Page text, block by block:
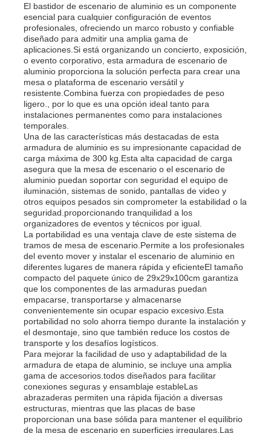
Hogar
Productos
Los vídeos
Sobre nosotros
Visita a la fábrica
Control de calidad
Contacta con nosotros
Noticias
Casos
Solicitar una cita
El bastidor de escenario de aluminio es un componente
esencial para cualquier configuración de eventos
profesionales, ofreciendo un marco robusto y confiable
diseñado para admitir una amplia gama de
aplicaciones.Si está organizando un concierto, exposición,
o evento corporativo, esta armadura de escenario de
aluminio proporciona la solución perfecta para crear una
mesa o plataforma de escenario versátil y
resistente.Combina fuerza con propiedades de peso
ligero., por lo que es una opción ideal tanto para
instalaciones permanentes como para instalaciones
temporales.
Una de las características más destacadas de esta
armadura de aluminio es su impresionante capacidad de
carga máxima de 300 kg.Esta alta capacidad de carga
asegura que la mesa de escenario o el escenario de
aluminio puedan soportar con seguridad el equipo de
iluminación, sistemas de sonido, pantallas de video y
otros equipos pesados sin comprometer la estabilidad o la
seguridad.proporcionando tranquilidad a los
organizadores de eventos y técnicos por igual.
La portabilidad es una ventaja clave de este sistema de
tramos de mesa de escenario.Permite a los profesionales
del evento mover y instalar el escenario de aluminio en
diferentes lugares de manera rápida y eficienteEl tamaño
compacto del paquete único de 29x29x100cm garantiza
que los componentes de las armaduras puedan
empacarse, transportarse y almacenarse
convenientemente sin ocupar espacio excesivo.Esta
portabilidad no solo ahorra tiempo durante la instalación y
el desmontaje, sino que también reduce los costos de
transporte y los desafíos logísticos.
Para mejorar la facilidad de uso y adaptabilidad de la
armadura de etapa de aluminio, se incluye una amplia
gama de accesorios.todos diseñados para facilitar
conexiones seguras y ensamblaje estableLas
abrazaderas permiten una rápida fijación a diversas
estructuras, mientras que las placas de base
proporcionan una base sólida para mantener el equilibrio
de la mesa de escenario en superficies irregulares.Las